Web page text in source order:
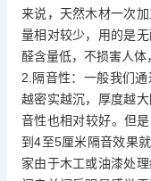
来说，天然木材一次
量相对较少，用的是
醛含量低，不损害人体
2.隔音性：一般我们
越密实越沉，厚度越
音性也相对较好。但
到4至5厘米隔音效果
家由于木工或油漆处